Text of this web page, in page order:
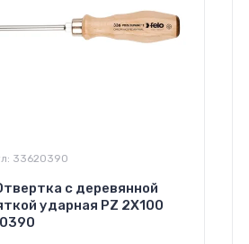
33620390
с деревянной
ударная PZ 2Х100